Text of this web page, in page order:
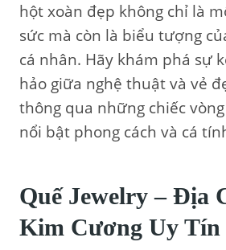
hột xoàn đẹp không chỉ là
sức mà còn là biểu tượng
cá nhân. Hãy khám phá sự
hảo giữa nghệ thuật và vẻ
thông qua những chiếc
nổi bật phong cách và cá
Quế Jewelry – Địa
Kim Cương Uy Tín